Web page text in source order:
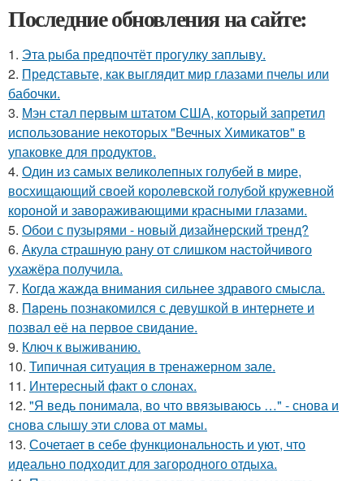
Последние обновления на сайте:
1. Эта рыба предпочтёт прогулку заплыву.
2. Представьте, как выглядит мир глазами пчелы или
бабочки.
3. Мэн стал первым штатом США, который запретил
использование некоторых "Вечных Химикатов" в
упаковке для продуктов.
4. Один из самых великолепных голубей в мире,
восхищающий своей королевской голубой кружевной
короной и завораживающими красными глазами.
5. Обои с пузырями - новый дизайнерский тренд?
6. Акула страшную рану от слишком настойчивого
ухажёра получила.
7. Когда жажда внимания сильнее здравого смысла.
8. Пaрень познакомился с девушкой в интернете и
позвал её на первое свидание.
9. Ключ к выживанию.
10. Типичная ситуация в тренажерном зале.
11. Интересный факт о слонах.
12. "Я ведь понимала, во что ввязываюсь …" - снова и
снова слышу эти слова от мамы.
13. Сочетает в себе функциональность и уют, что
идеально подходит для загородного отдыха.